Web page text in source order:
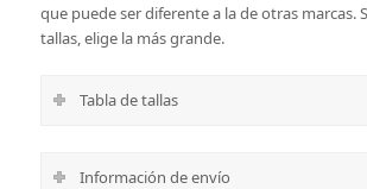
que puede ser diferente a la de otras marcas.
tallas, elige la más grande.
Tabla de tallas
Información de envío